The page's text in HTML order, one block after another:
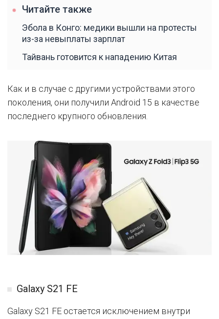
Читайте также
Эбола в Конго: медики вышли на протесты
из-за невыплаты зарплат
Тайвань готовится к нападению Китая
Как и в случае с другими устройствами этого
поколения, они получили Android 15 в качестве
последнего крупного обновления.
Galaxy S21 FE
Galaxy S21 FE остается исключением внутри